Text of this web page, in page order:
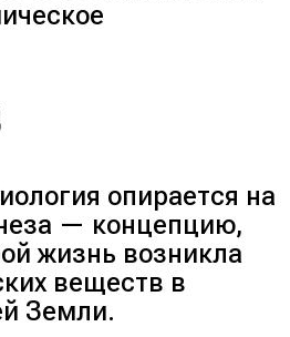
опирается на
— концепцию,
жизнь возникла
веществ в
Земли.